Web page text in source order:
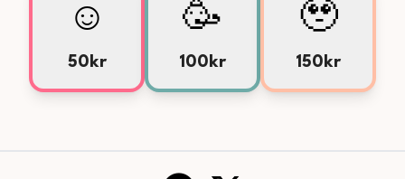
☺️
50kr
🥳
100kr
🥹
150kr